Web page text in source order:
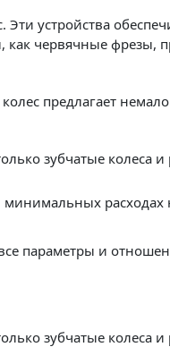
Эти устройства
червячные фрезы,
предлагает
зубчатые колеса
минимальных расходах
параметры и
зубчатые колеса